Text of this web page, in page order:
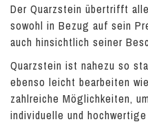
Der Quarzstein übertrifft
sowohl in Bezug auf sein
auch hinsichtlich seiner
Quarzstein ist nahezu so
ebenso leicht bearbeiten
zahlreiche Möglichkeiten,
individuelle und